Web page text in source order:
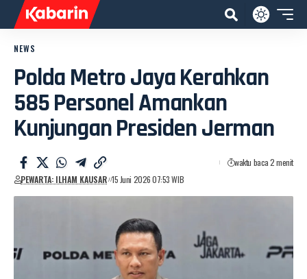
NEWS
Polda Metro Jaya Kerahkan
585 Personel Amankan
Kunjungan Presiden Jerman
PEWARTA: ILHAM KAUSAR 15 Juni 2026 07:53 WIB
waktu baca 2 menit